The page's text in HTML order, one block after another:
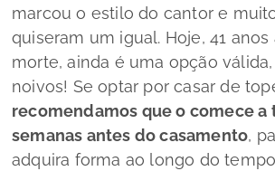
marcou o estilo do cantor e
quiseram um igual. Hoje, 41 anos
morte, ainda é uma opção
noivos! Se optar por casar de
recomendamos que o comece a
semanas antes do casamento,
adquira forma ao longo do